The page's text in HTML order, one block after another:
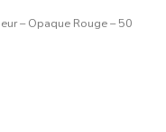
– Opaque Rouge – 50